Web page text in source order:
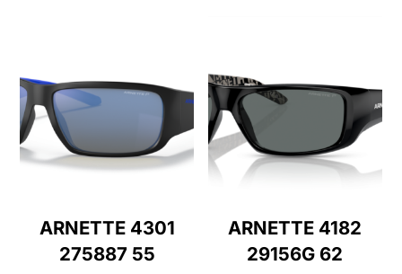
ARNETTE 4301
275887 55
ARNETTE 4182
29156G 62